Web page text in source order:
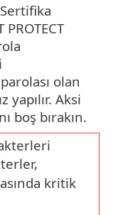
PROTECT
olan
yapılır. Aksi
boş bırakın.
kritik